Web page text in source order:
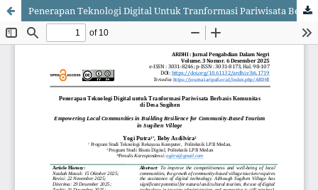
Penerapan Teknologi Digital Untuk Tranformasi Pariwisata Berbasis Komunitas di Desa Sugihen